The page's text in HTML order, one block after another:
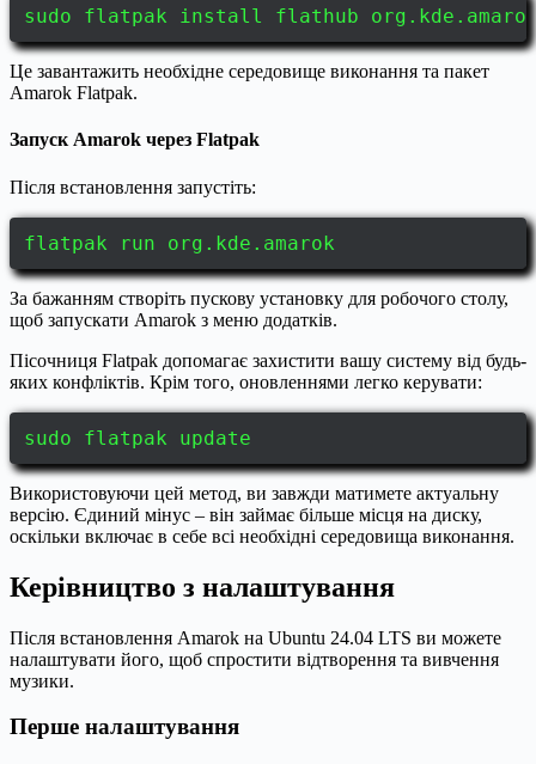
sudo flatpak install flathub
Це завантажить необхідне середовище виконання та пакет
Amarok Flatpak.
Запуск Amarok через Flatpak
Після встановлення запустіть:
flatpak run org.kde.amarok
За бажанням створіть пускову установку для робочого столу,
щоб запускати Amarok з меню додатків.
Пісочниця Flatpak допомагає захистити вашу систему від будь-
яких конфліктів. Крім того, оновленнями легко керувати:
sudo flatpak update
Використовуючи цей метод, ви завжди матимете актуальну
версію. Єдиний мінус – він займає більше місця на диску,
оскільки включає в себе всі необхідні середовища виконання.
Керівництво з налаштування
Після встановлення Amarok на Ubuntu 24.04 LTS ви можете
налаштувати його, щоб спростити відтворення та вивчення
музики.
Перше налаштування